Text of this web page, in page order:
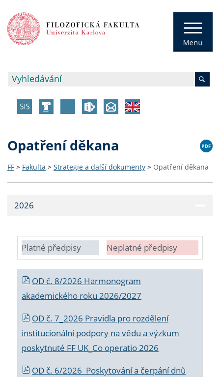
Opatření děkana
FF > Fakulta > Strategie a další dokumenty > Opatření děkana
2026
Platné předpisy Neplatné předpisy
OD č. 8/2026 Harmonogram
akademického roku 2026/2027
OD č. 7_2026 Pravidla pro rozdělení
institucionální podpory na vědu a výzkum
poskytnuté FF UK_Co operatio 2026
OD č. 6/2026 Poskytování a čerpání dnů